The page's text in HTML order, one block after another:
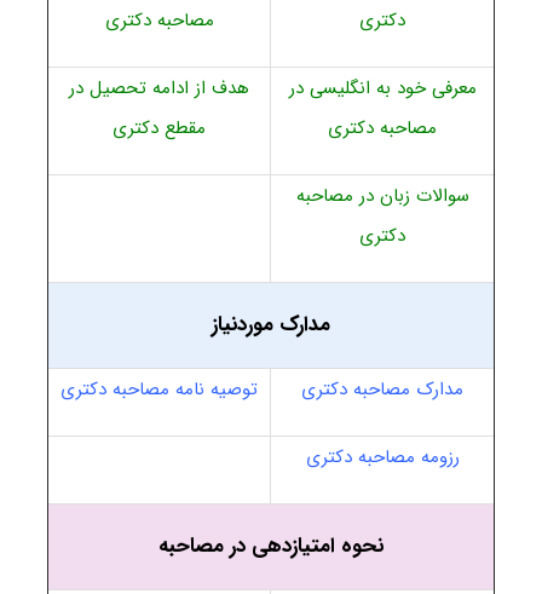
دکتری
مصاحبه دکتری
معرفی خود به انگلیسی در
مصاحبه دکتری
هدف از ادامه تحصیل در
مقطع دکتری
سوالات زبان در مصاحبه
دکتری
مدارک موردنیاز
مدارک مصاحبه دکتری توصیه نامه مصاحبه دکتری
رزومه مصاحبه دکتری
نحوه امتیازدهی در مصاحبه